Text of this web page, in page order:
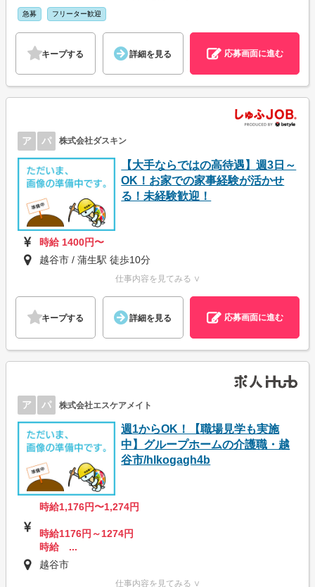
急募 フリーター歓迎
キープする 詳細を見る 応募画面に進む
ア パ 株式会社ダスキン
【大手ならではの高待遇】週3日～
OK！お家での家事経験が活かせ
る！未経験歓迎！
時給 1400円〜
越谷市 / 蒲生駅 徒歩10分
仕事内容を見てみる ∨
キープする 詳細を見る 応募画面に進む
ア パ 株式会社エスケアメイト
週1からOK！【職場見学も実施
中】グループホームの介護職・越
谷市/hlkogagh4b
時給1,176円〜1,274円
時給1176円～1274円
時給 ...
越谷市
仕事内容を見てみる ∨